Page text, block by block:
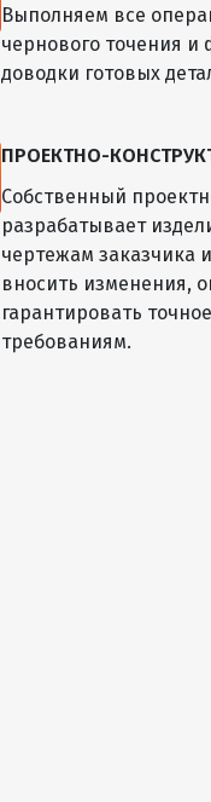
Выполняем все
чернового точения
доводки готовых
ПРОЕКТНО-
Собственный
разрабатывает
чертежам заказчика
вносить изменения,
гарантировать
требованиям.